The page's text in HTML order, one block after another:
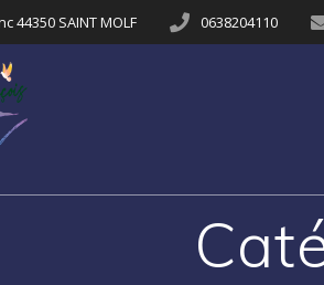
44350 SAINT MOLF 0638204110